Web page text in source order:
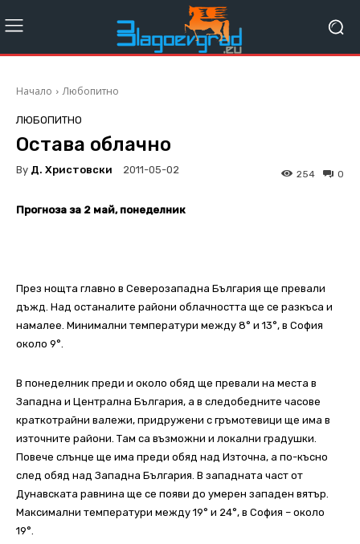
Начало Любопитно
ЛЮБОПИТНО
Остава облачно
By Д. Христовски 2011-05-02 0
254
Прогноза за 2 май, понеделник
През нощта главно в Северозападна България ще превали
дъжд. Над останалите райони облачността ще се разкъса и
намалее. Минимални температури между 8° и 13°, в София
около 9°.
В понеделник преди и около обяд ще превали на места в
Западна и Централна България, а в следобедните часове
краткотрайни валежи, придружени с гръмотевици ще има в
източните райони. Там са възможни и локални градушки.
Повече слънце ще има преди обяд над Източна, а по-късно
след обяд над Западна България. В западната част от
Дунавската равнина ще се появи до умерен западен вятър.
Максимални температури между 19° и 24°, в София – около
19°.